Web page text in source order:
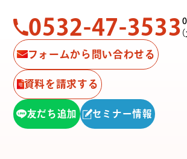
0532-47-3533（
フォームから問い合わせる
資料を請求する
友だち追加 セミナー情報